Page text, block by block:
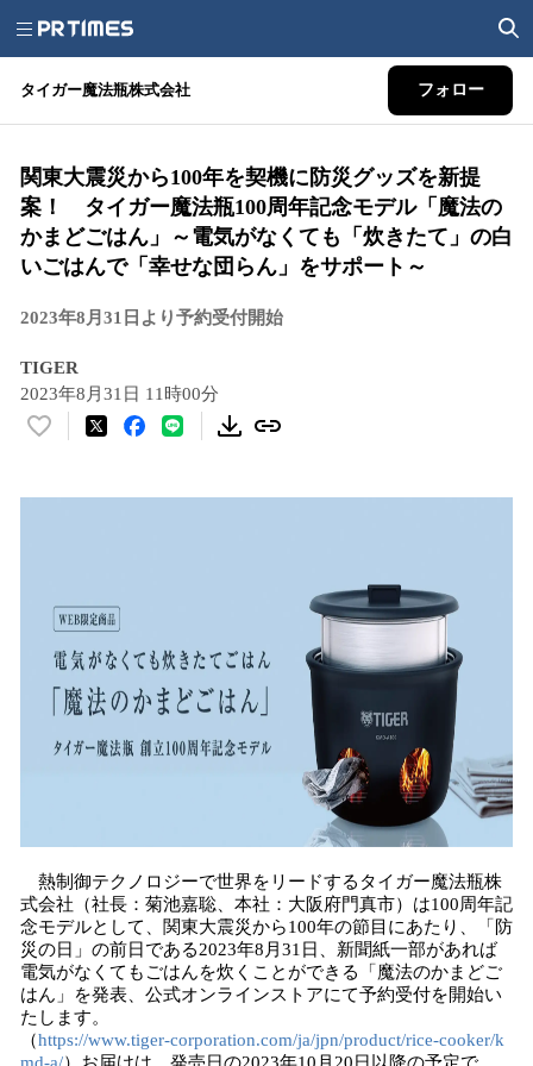
タイガー魔法瓶株式会社 フォロー
関東大震災から100年を契機に防災グッズを新提
案！ タイガー魔法瓶100周年記念モデル「魔法の
かまどごはん」～電気がなくても「炊きたて」の白
いごはんで「幸せな団らん」をサポート～
2023年8月31日より予約受付開始
TIGER
2023年8月31日 11時00分
い
み
込
み
中
で
す
熱制御テクノロジーで世界をリードするタイガー魔法瓶株
式会社（社長：菊池嘉聡、本社：大阪府門真市）は100周年記
念モデルとして、関東大震災から100年の節目にあたり、「防
災の日」の前日である2023年8月31日、新聞紙一部があれば
電気がなくてもごはんを炊くことができる「魔法のかまどご
はん」を発表、公式オンラインストアにて予約受付を開始い
たします。
（https://www.tiger-corporation.com/ja/jpn/product/rice-cooker/k